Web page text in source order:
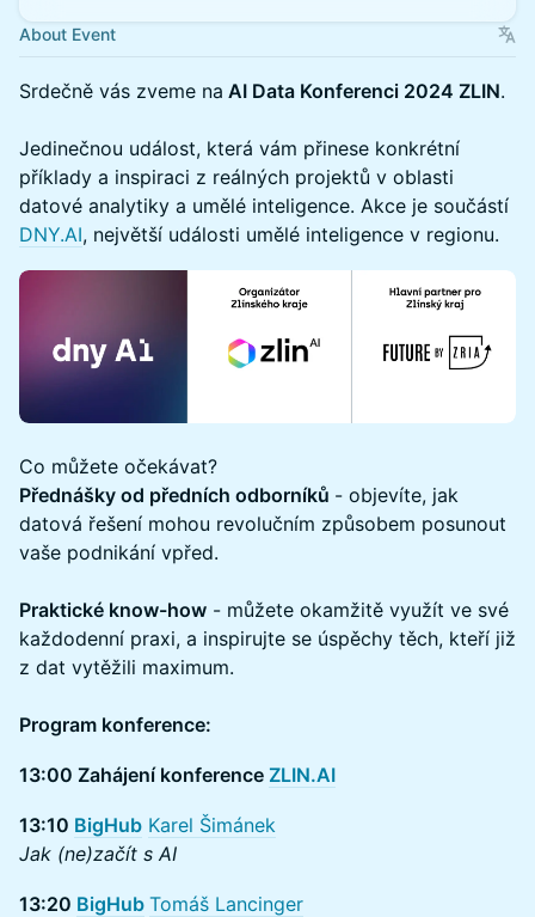
About Event
Srdečně vás zveme na AI Data Konferenci 2024 ZLIN.
Jedinečnou událost, která vám přinese konkrétní
příklady a inspiraci z reálných projektů v oblasti
datové analytiky a umělé inteligence. Akce je součástí
DNY.AI, největší události umělé inteligence v regionu.
Co můžete očekávat?
Přednášky od předních odborníků - objevíte, jak
datová řešení mohou revolučním způsobem posunout
vaše podnikání vpřed.
Praktické know-how - můžete okamžitě využít ve své
každodenní praxi, a inspirujte se úspěchy těch, kteří již
z dat vytěžili maximum.
Program konference:
13:00 Zahájení konference ZLIN.AI
13:10 BigHub Karel Šimánek
Jak (ne)začít s AI
13:20 BigHub Tomáš Lancinger